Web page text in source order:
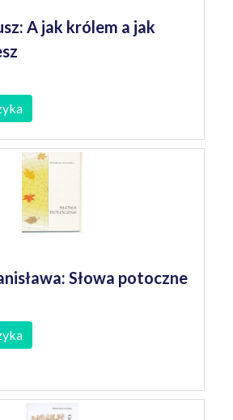
A jak królem a jak
Słowa potoczne